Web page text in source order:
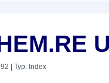
| Typ: Index